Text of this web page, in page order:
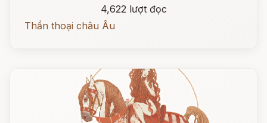
4,622 lượt đọc
Thần thoại châu Âu